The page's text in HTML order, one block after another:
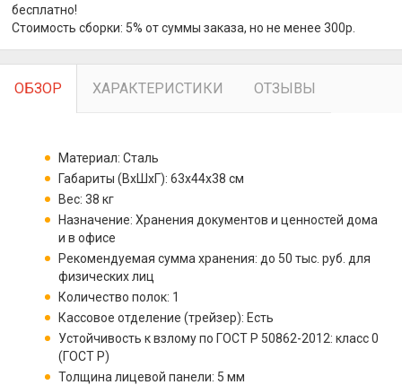
бесплатно!
Стоимость сборки: 5% от суммы заказа, но не менее 300р.
ОБЗОР ХАРАКТЕРИСТИКИ ОТЗЫВЫ
Материал: Сталь
Габариты (ВхШхГ): 63x44x38 см
Вес: 38 кг
Назначение: Хранения документов и ценностей дома
и в офисе
Рекомендуемая сумма хранения: до 50 тыс. руб. для
физических лиц
Количество полок: 1
Кассовое отделение (трейзер): Есть
Устойчивость к взлому по ГОСТ Р 50862-2012: класс 0
(ГОСТ Р)
Толщина лицевой панели: 5 мм